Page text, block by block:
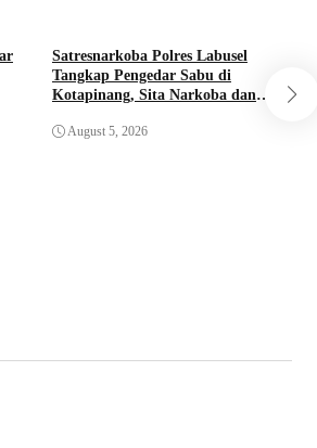
Satresnarkoba Polres Labusel
Tangkap Pengedar Sabu di
Kotapinang, Sita Narkoba dan
August 5, 2026